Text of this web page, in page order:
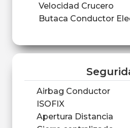
Velocidad Crucero
Butaca Conductor
Airbag Conductor
ISOFIX
Apertura Distancia